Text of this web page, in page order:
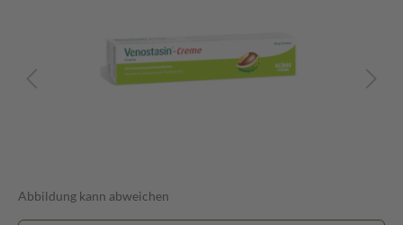
Abbildung kann abweichen